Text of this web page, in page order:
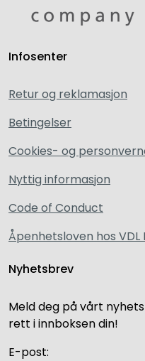
Infosenter
Retur og reklamasjon
Betingelser
Cookies- og
Nyttig informasjon
Code of Conduct
Åpenhetsloven hos
Nyhetsbrev
Meld deg på vårt
rett i innboksen din!
E-post: